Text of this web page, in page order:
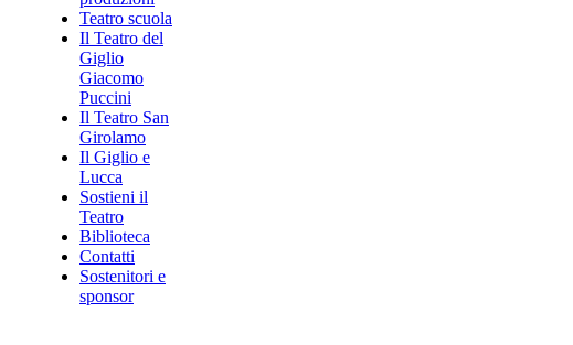
Teatro scuola
Il Teatro del
Giglio
Giacomo
Puccini
Il Teatro San
Girolamo
Il Giglio e
Lucca
Sostieni il
Teatro
Biblioteca
Contatti
Sostenitori e
sponsor